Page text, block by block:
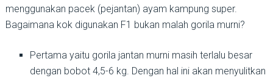
menggunakan pacek (pejantan) ayam kampung super.
Bagaimana kok digunakan F1 bukan malah gorila murni?
Pertama yaitu gorila jantan murni masih terlalu besar
dengan bobot 4,5-6 kg. Dengan hal ini akan menyulitkan